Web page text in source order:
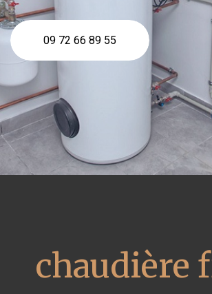
09 72 66 89 55
chaudière